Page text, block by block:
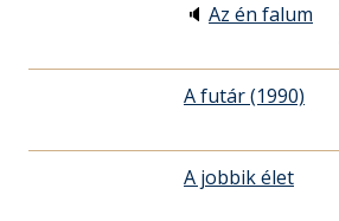
🔈 Az én falum
A futár (1990)
A jobbik élet